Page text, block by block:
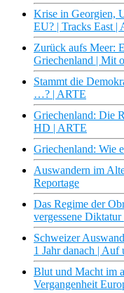
Krise in Georgien,
EU? | Tracks East |
Zurück aufs Meer:
Griechenland | Mit
Stammt die
…? | ARTE
Griechenland: Die
HD | ARTE
Griechenland: Wie
Auswandern im
Reportage
Das Regime der
vergessene
Schweizer
1 Jahr danach |
Blut und Macht im
Vergangenheit